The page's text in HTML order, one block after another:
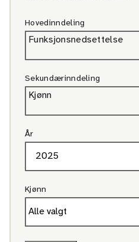
Hovedinndeling
Funksjonsnedsettelse
Sekundærinndeling
Kjønn
År
Kjønn
Alle valgt